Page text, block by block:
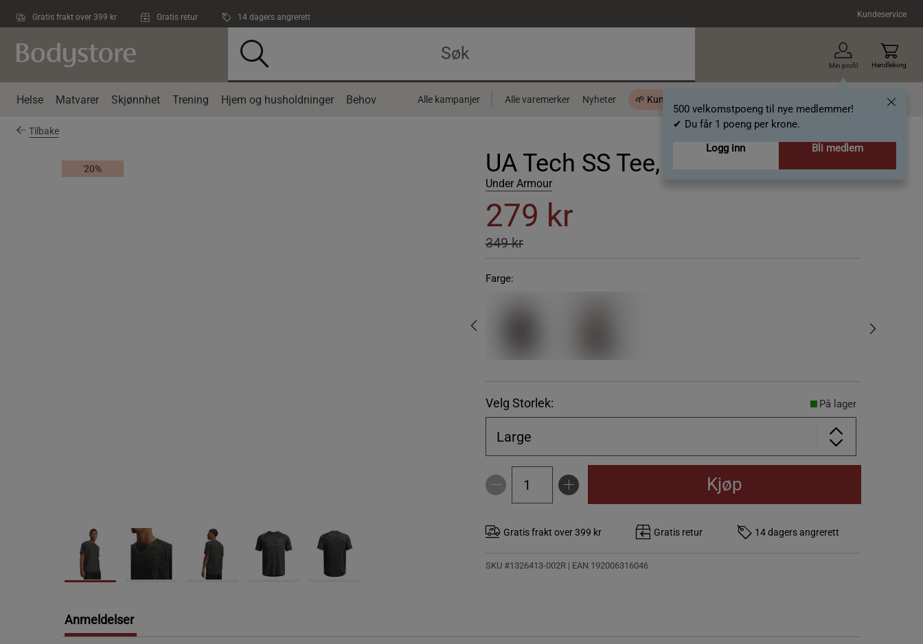
Gratis frakt over 399 kr Gratis retur 14 dagers angrerett Kundeservice
Min profil
500 velkomstpoeng til nye medlemmer!
✔ Du får 1 poeng per krone.
Logg inn
Bli medlem
Handlekorg
Helse Matvarer Skjønnhet Trening Hjem og husholdninger Behov Alle kampanjer Alle varemerker Nyheter 🌱 Kundeklubb - 500 velkomstpoeng Gavekort
Tilbake
20% UA Tech SS Tee, Black, L
Under Armour
279 kr
349 kr
Farge:
Velg Storlek: På lager
Large
Kjøp
Gratis frakt over 399 kr Gratis retur 14 dagers angrerett
SKU #1326413-002R | EAN 192006316046
Anmeldelser